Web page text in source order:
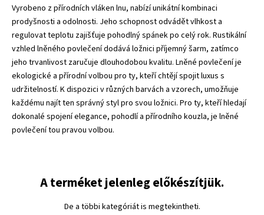
A terméket jelenleg előkészítjük.
De a többi kategóriát is megtekintheti.
Vyrobeno z přírodních vláken lnu, nabízí unikátní kombinaci
prodyšnosti a odolnosti. Jeho schopnost odvádět vlhkost a
regulovat teplotu zajišťuje pohodlný spánek po celý rok. Rustikální
vzhled lněného povlečení dodává ložnici příjemný šarm, zatímco
jeho trvanlivost zaručuje dlouhodobou kvalitu. Lněné povlečení je
ekologické a přírodní volbou pro ty, kteří chtějí spojit luxus s
udržitelností. K dispozici v různých barvách a vzorech, umožňuje
každému najít ten správný styl pro svou ložnici. Pro ty, kteří hledají
dokonalé spojení elegance, pohodlí a přírodního kouzla, je lněné
povlečení tou pravou volbou.